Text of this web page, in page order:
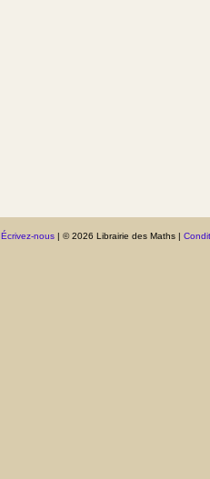
Écrivez-nous| © 2026 Librairie des Maths |